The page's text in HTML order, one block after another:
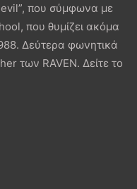
που σύμφωνα με
που θυμίζει ακόμα
Δεύτερα φωνητικά
των RAVEN. Δείτε το